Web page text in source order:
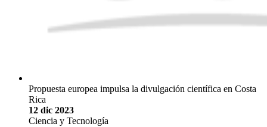
Propuesta europea impulsa la divulgación científica en Costa
Rica
12 dic 2023
Ciencia y Tecnología